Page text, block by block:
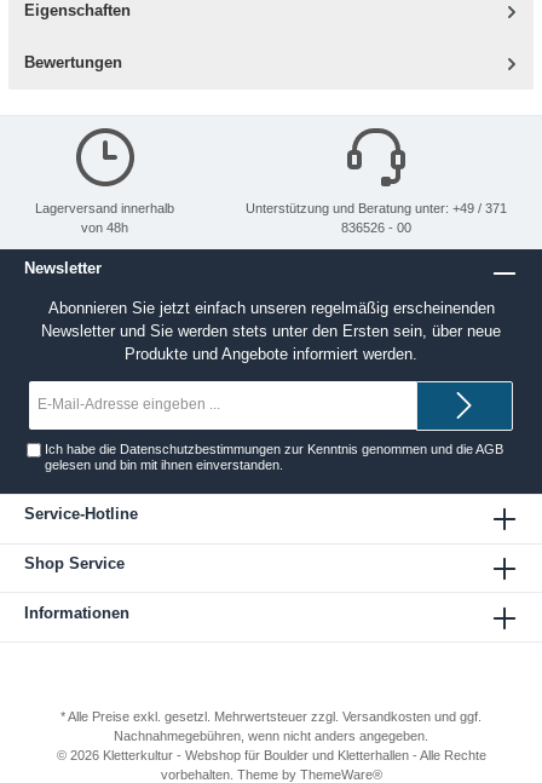
Eigenschaften
Bewertungen
Lagerversand innerhalb
von 48h
Unterstützung und Beratung unter: +49 / 371
836526 - 00
Newsletter
Abonnieren Sie jetzt einfach unseren regelmäßig erscheinenden
Newsletter und Sie werden stets unter den Ersten sein, über neue
Produkte und Angebote informiert werden.
Ich habe die Datenschutzbestimmungen zur Kenntnis genommen und dieAGB
gelesen und bin mit ihnen einverstanden.
Service-Hotline
Shop Service
Informationen
* Alle Preise exkl. gesetzl. Mehrwertsteuer zzgl. Versandkosten und ggf.
Nachnahmegebühren, wenn nicht anders angegeben.
© 2026 Kletterkultur - Webshop für Boulder und Kletterhallen - Alle Rechte
vorbehalten. Theme by ThemeWare®